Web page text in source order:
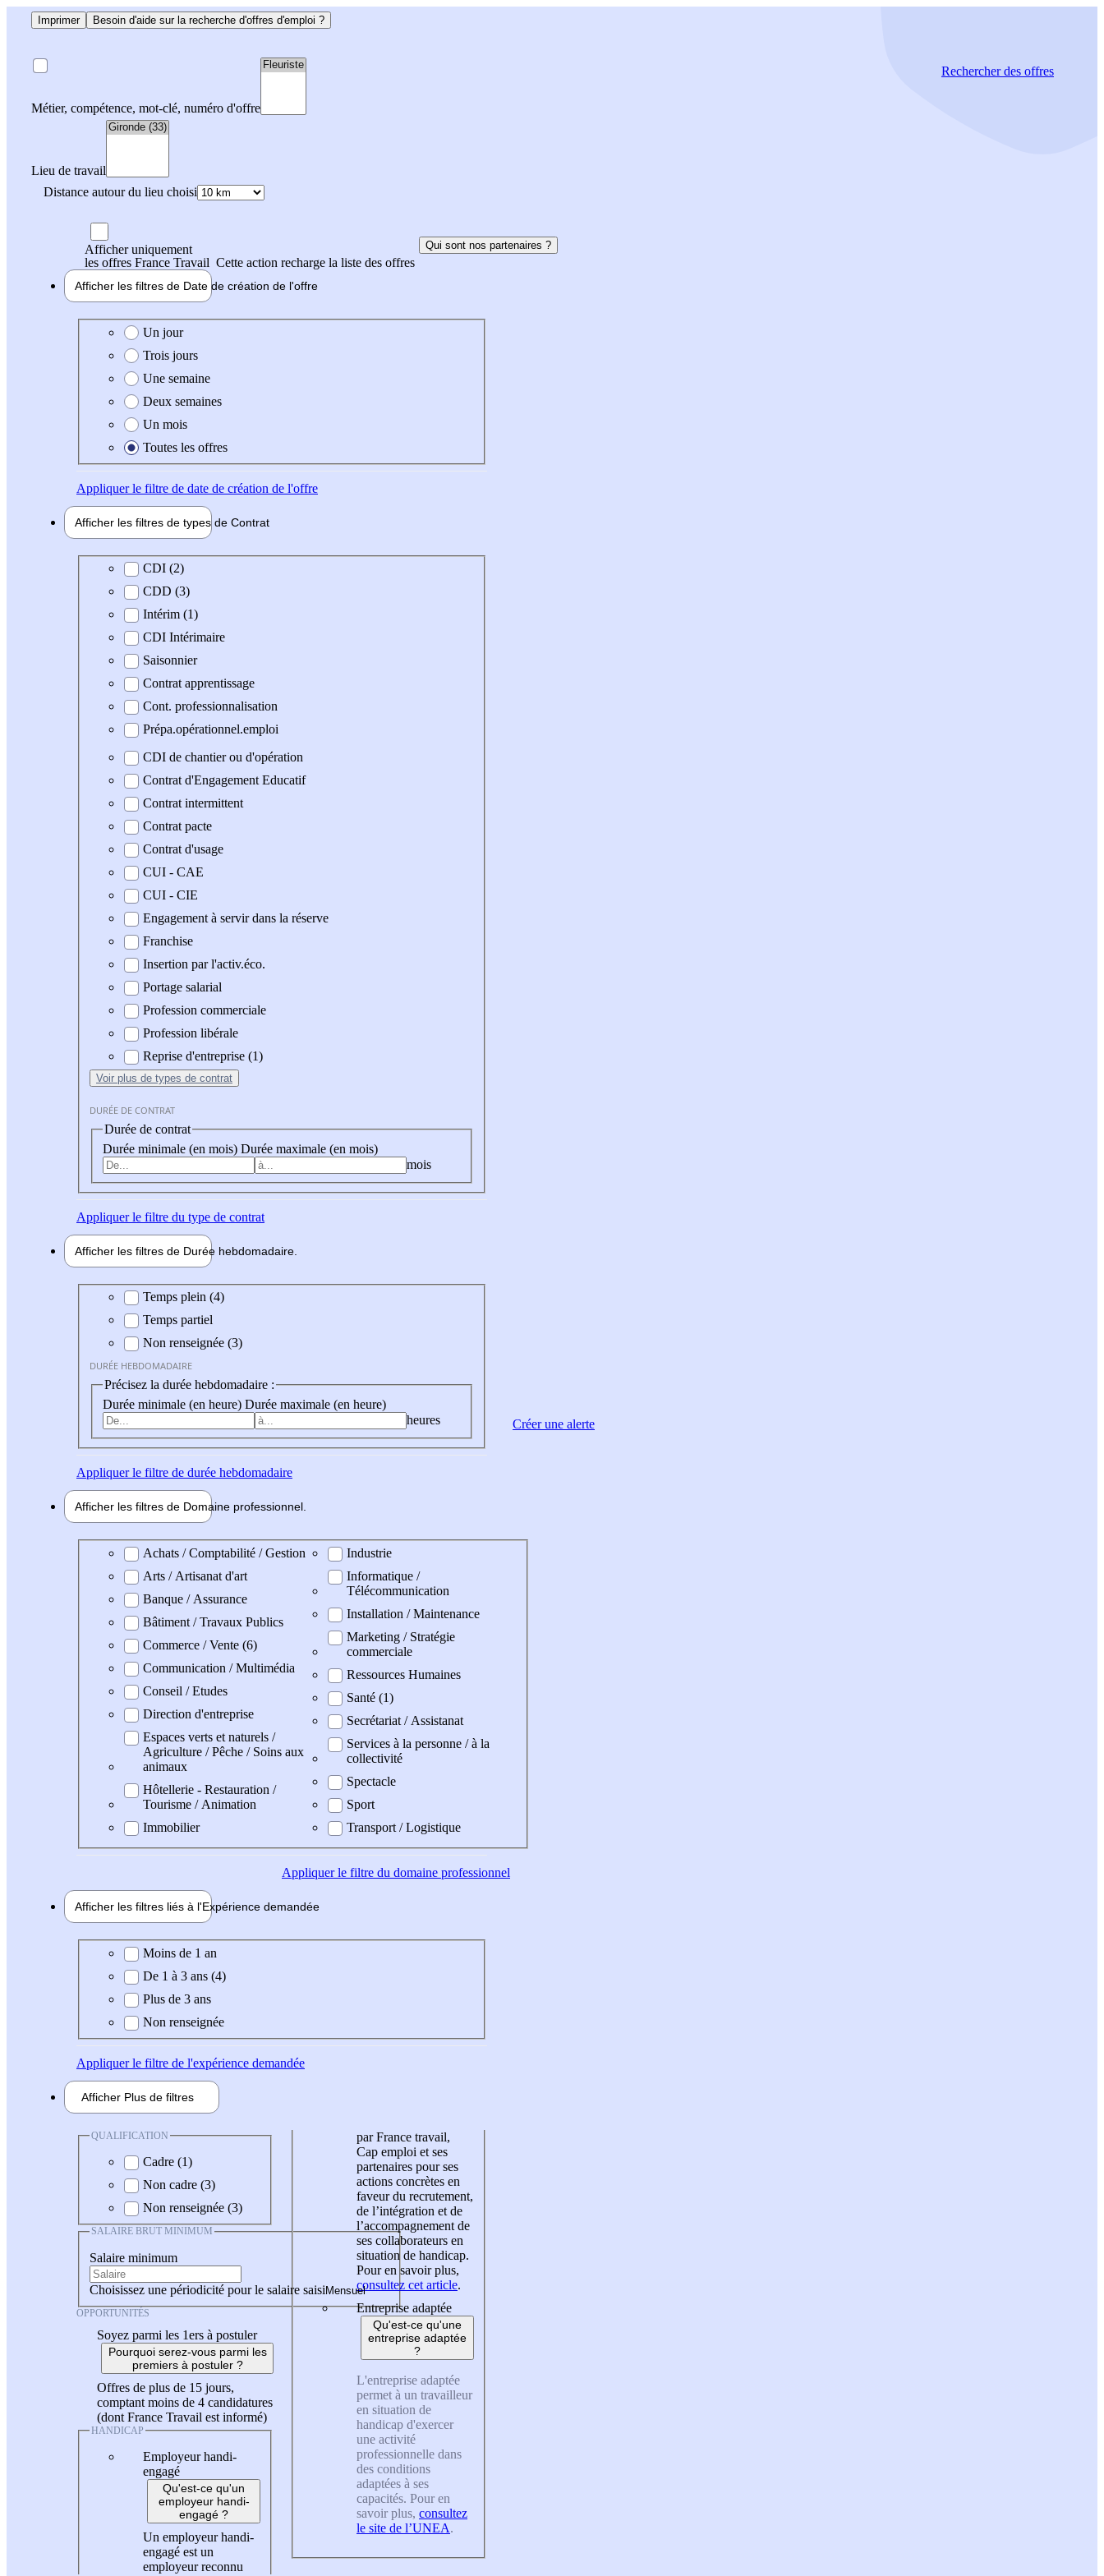
Imprimer Besoin d'aide sur la recherche d'offres d'emploi ?
Métier, compétence, mot-clé, numéro d'offre
Lieu de travail
Distance autour du lieu choisi
Rechercherdes offres
Afficher uniquement
les offres France Travail Cette action recharge la liste des offres
Qui sont nos partenaires ?
Afficher les filtres de Date de création de l'offre
Date de création de l'offre
Un jour
Trois jours
Une semaine
Deux semaines
Un mois
Toutes les offres
Appliquerle filtre de date de création de l'offre
Afficher les filtres de types de Contrat
Type de contrat
CDI (2)
CDD (3)
Intérim (1)
CDI Intérimaire
Saisonnier
Contrat apprentissage
Cont. professionnalisation
Prépa.opérationnel.emploi
CDI de chantier ou d'opération
Contrat d'Engagement Educatif
Contrat intermittent
Contrat pacte
Contrat d'usage
CUI - CAE
CUI - CIE
Engagement à servir dans la réserve
Franchise
Insertion par l'activ.éco.
Portage salarial
Profession commerciale
Profession libérale
Reprise d'entreprise (1)
Voir plus de types de contrat
DURÉE DE CONTRAT
Durée de contrat
Durée minimale (en mois) Durée maximale (en mois)
mois
Appliquerle filtre du type de contrat
Afficher les filtres de Durée hebdomadaire
Durée hebdomadaire
Temps plein (4)
Temps partiel
Non renseignée (3)
DURÉE HEBDOMADAIRE
Précisez la durée hebdomadaire :
Durée minimale (en heure) Durée maximale (en heure)
heures
Appliquerle filtre de durée hebdomadaire
Afficher les filtres de Domaine professionnel
Domaine professionel
Achats / Comptabilité / Gestion
Arts / Artisanat d'art
Banque / Assurance
Bâtiment / Travaux Publics
Commerce / Vente (6)
Communication / Multimédia
Conseil / Etudes
Direction d'entreprise
Espaces verts et naturels /
Agriculture / Pêche / Soins aux
animaux
Hôtellerie - Restauration /
Tourisme / Animation
Immobilier
Industrie
Informatique /
Télécommunication
Installation / Maintenance
Marketing / Stratégie
commerciale
Ressources Humaines
Santé (1)
Secrétariat / Assistanat
Services à la personne / à la
collectivité
Spectacle
Sport
Transport / Logistique
Appliquerle filtre du domaine professionnel
Afficher les filtres liés à l'Expérience demandée
Expérience demandée
Moins de 1 an
De 1 à 3 ans (4)
Plus de 3 ans
Non renseignée
Appliquerle filtre de l'expérience demandée
Afficher Plus de filtres
QUALIFICATION
Cadre (1)
Non cadre (3)
Non renseignée (3)
SALAIRE BRUT MINIMUM
Salaire minimum
Choisissez une périodicité pour le salaire saisi
OPPORTUNITÉS
Soyez parmi les 1ers à postuler
Pourquoi serez-vous parmi les
premiers à postuler ?
Offres de plus de 15 jours,
comptant moins de 4 candidatures
(dont France Travail est informé)
HANDICAP
Employeur handi-
engagé
Qu'est-ce qu'un
employeur handi-
engagé ?
Un employeur handi-
engagé est un
employeur reconnu
par France travail,
Cap emploi et ses
partenaires pour ses
actions concrètes en
faveur du recrutement,
de l’intégration et de
l’accompagnement de
ses collaborateurs en
situation de handicap.
Pour en savoir plus,
consultez cet article.
Entreprise adaptée
Qu'est-ce qu'une
entreprise adaptée
?
L'entreprise adaptée
permet à un travailleur
en situation de
handicap d'exercer
une activité
professionnelle dans
des conditions
adaptées à ses
capacités. Pour en
savoir plus, consultez
le site de l’UNEA.
Créer une alerte